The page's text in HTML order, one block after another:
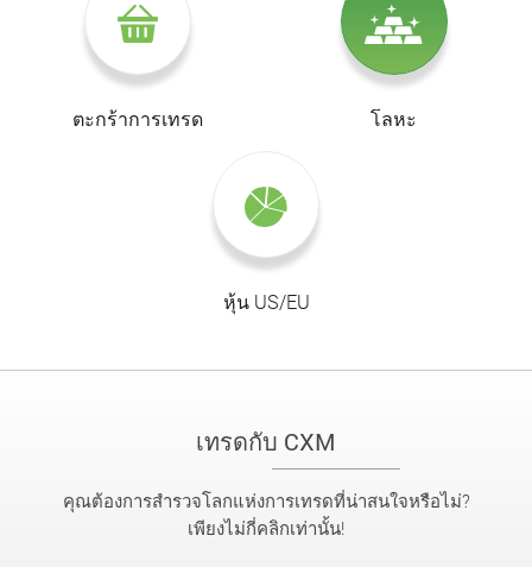
ตะกร้าการเทรด โลหะ
หุ้น US/EU
เทรดกับ CXM
คุณต้องการสำรวจโลกแห่งการเทรดที่น่าสนใจหรือไม่?
เพียงไม่กี่คลิกเท่านั้น!